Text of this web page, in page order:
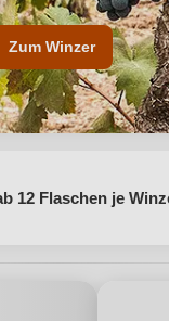
Zum Winzer
12 Flaschen je